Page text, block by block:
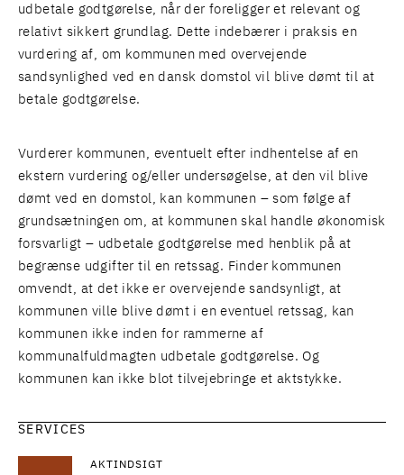
udbetale godtgørelse, når der foreligger et relevant og
relativt sikkert grundlag. Dette indebærer i praksis en
vurdering af, om kommunen med overvejende
sandsynlighed ved en dansk domstol vil blive dømt til at
betale godtgørelse.
Vurderer kommunen, eventuelt efter indhentelse af en
ekstern vurdering og/eller undersøgelse, at den vil blive
dømt ved en domstol, kan kommunen – som følge af
grundsætningen om, at kommunen skal handle økonomisk
forsvarligt – udbetale godtgørelse med henblik på at
begrænse udgifter til en retssag. Finder kommunen
omvendt, at det ikke er overvejende sandsynligt, at
kommunen ville blive dømt i en eventuel retssag, kan
kommunen ikke inden for rammerne af
kommunalfuldmagten udbetale godtgørelse. Og
kommunen kan ikke blot tilvejebringe et aktstykke.
SERVICES
AKTINDSIGT